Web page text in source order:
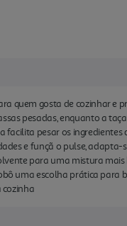
quem gosta de cozinhar e
pesadas, enquanto a
pesar os
e funçã o pulse,
para uma mistura
uma escolha prática para
cozinha